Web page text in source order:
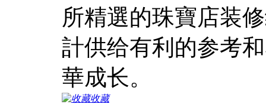
所精選的珠寶店装
計供给有利的参考
華成长。
收藏